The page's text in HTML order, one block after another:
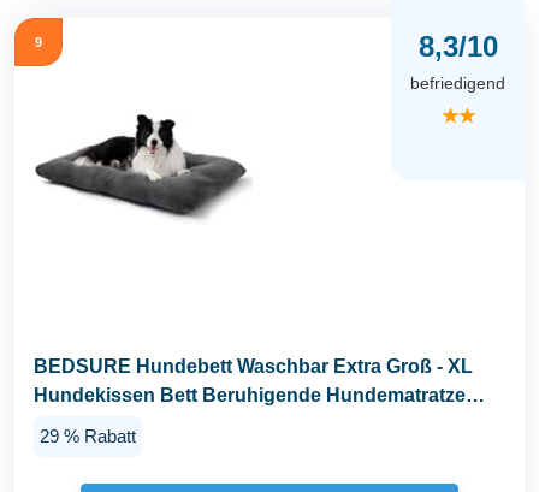
9 8,3/10
befriedigend
★★
BEDSURE Hundebett Waschbar Extra Groß - XL
Hundekissen Bett Beruhigende Hundematratze
29 % Rabatt